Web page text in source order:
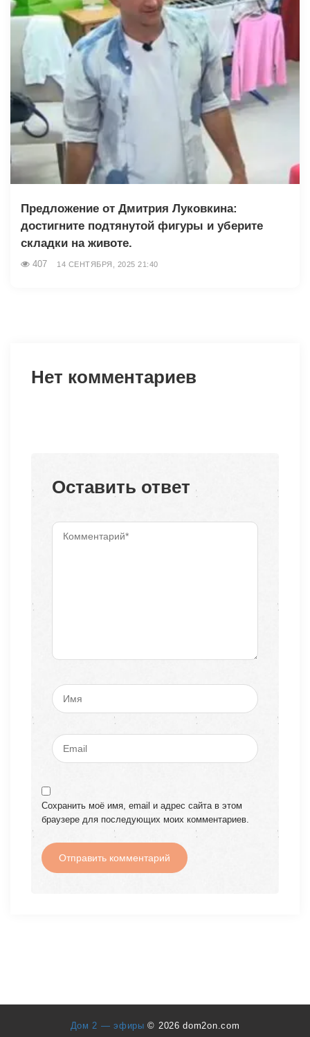
Предложение от Дмитрия Луковкина:
достигните подтянутой фигуры и уберите
складки на животе.
407 14 СЕНТЯБРЯ, 2025 21:40
Нет комментариев
Оставить ответ
Сохранить моё имя, email и адрес сайта в этом
браузере для последующих моих комментариев.
Дом 2 — эфиры© 2026 dom2on.com